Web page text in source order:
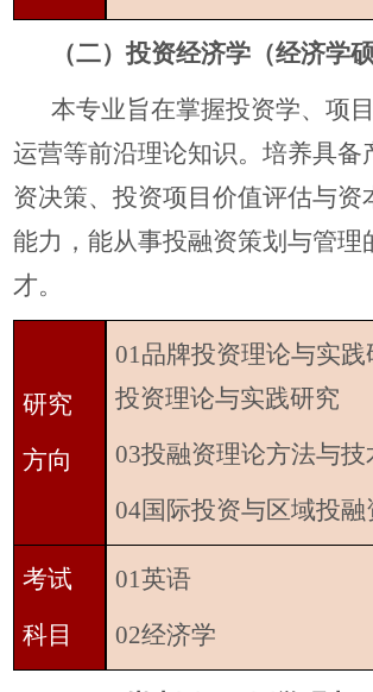
（二）投资经济学（经济学硕
本专业旨在掌握投资学、项
运营等前沿理论知识。培养具备
资决策、投资项目价值评估与资
能力，能从事投融资策划与管理
才。
研究
方向
01品牌投资理论与实践
投资理论与实践研究
03投融资理论方法与
04国际投资与区域投融
考试
科目
01英语
02经济学